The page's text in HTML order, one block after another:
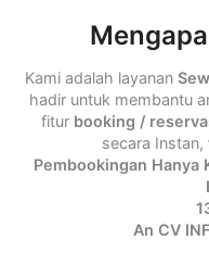
Kami adalah layanan
hadir untuk membantu
fitur booking /
secara Instan,
Pembookingan Hanya
An CV